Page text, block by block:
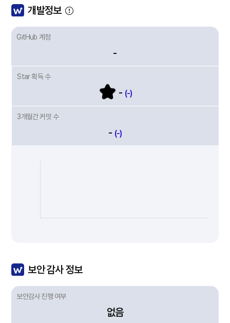
개발정보
GitHub 계정
-
Star 획득 수
- (-)
3개월간 커밋 수
- (-)
보안 감사 정보
보안감사 진행 여부
없음